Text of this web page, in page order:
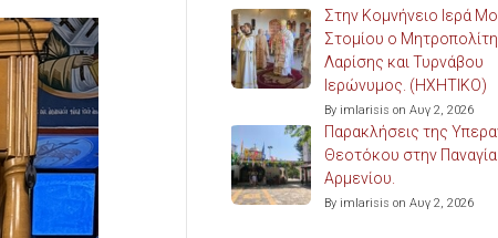
Στην Κομνήνειο Ιερά
Στομίου ο
Λαρίσης και Τυρνάβου
Ιερώνυμος. (ΗΧΗΤΙΚΟ)
By imlarisis on Αυγ 2, 2026
Παρακλήσεις της
Θεοτόκου στην
Αρμενίου.
By imlarisis on Αυγ 2, 2026